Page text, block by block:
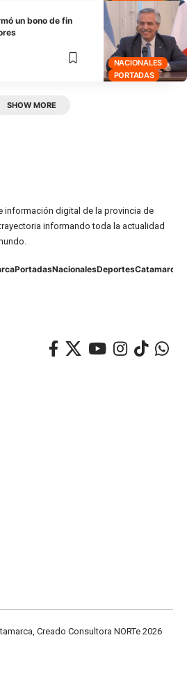
NACIONALES
PORTADAS
un bono de fin
SHOW MORE
información digital de la provincia de
informando toda la actualidad
PortadasNacionalesDeportesCatamarca
Creado Consultora NORTe 2026